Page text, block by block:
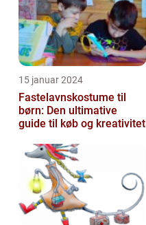
15 januar 2024
Fastelavnskostume til
børn: Den ultimative
guide til køb og kreativitet